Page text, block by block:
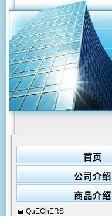
首页
公司介绍
商品介绍
QuEChERS